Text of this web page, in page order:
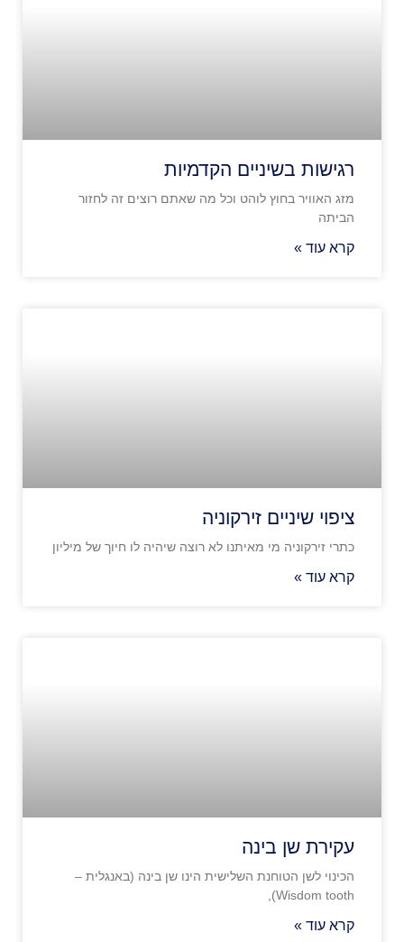
רגישות בשיניים הקדמיות
מזג האוויר בחוץ לוהט וכל מה שאתם רוצים זה לחזור
הביתה
קרא עוד »
ציפוי שיניים זירקוניה
כתרי זירקוניה מי מאיתנו לא רוצה שיהיה לו חיוך של מיליון
קרא עוד »
עקירת שן בינה
הכינוי לשן הטוחנת השלישית הינו שן בינה (באנגלית –
Wisdom tooth),
קרא עוד »